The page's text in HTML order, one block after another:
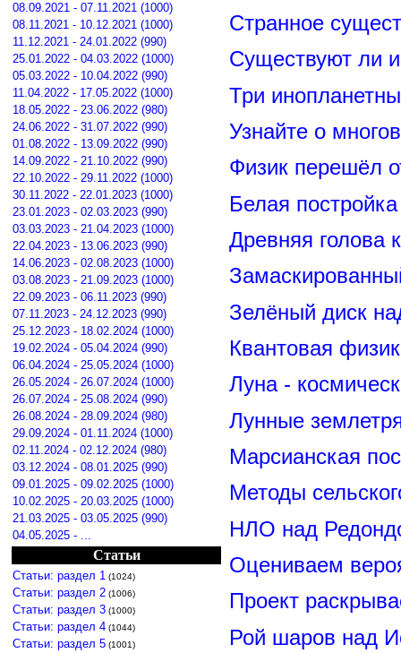
08.09.2021 - 07.11.2021 (1000)
08.11.2021 - 10.12.2021 (1000)
11.12.2021 - 24.01.2022 (990)
25.01.2022 - 04.03.2022 (1000)
05.03.2022 - 10.04.2022 (990)
11.04.2022 - 17.05.2022 (1000)
18.05.2022 - 23.06.2022 (980)
24.06.2022 - 31.07.2022 (990)
01.08.2022 - 13.09.2022 (990)
14.09.2022 - 21.10.2022 (990)
22.10.2022 - 29.11.2022 (1000)
30.11.2022 - 22.01.2023 (1000)
23.01.2023 - 02.03.2023 (990)
03.03.2023 - 21.04.2023 (1000)
22.04.2023 - 13.06.2023 (990)
14.06.2023 - 02.08.2023 (1000)
03.08.2023 - 21.09.2023 (1000)
22.09.2023 - 06.11.2023 (990)
07.11.2023 - 24.12.2023 (990)
25.12.2023 - 18.02.2024 (1000)
19.02.2024 - 05.04.2024 (990)
06.04.2024 - 25.05.2024 (1000)
26.05.2024 - 26.07.2024 (1000)
26.07.2024 - 25.08.2024 (990)
26.08.2024 - 28.09.2024 (980)
29.09.2024 - 01.11.2024 (1000)
02.11.2024 - 02.12.2024 (980)
03.12.2024 - 08.01.2025 (990)
09.01.2025 - 09.02.2025 (1000)
10.02.2025 - 20.03.2025 (1000)
21.03.2025 - 03.05.2025 (990)
04.05.2025 - ...
Статьи
Статьи: раздел 1 (1024)
Статьи: раздел 2 (1006)
Статьи: раздел 3 (1000)
Статьи: раздел 4 (1044)
Статьи: раздел 5 (1001)
Странное
Существуют ли
Три
Узнайте о
Физик перешёл
Белая
Древняя голова
Зелёный диск
Квантовая
Луна -
Лунные
Марсианская
Методы
НЛО над
Оцениваем
Проект
Рой шаров над